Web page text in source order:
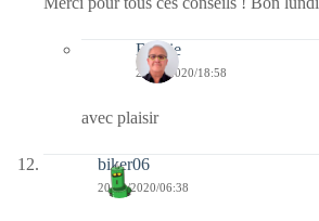
Bernie
20/04/2020/18:58
avec plaisir
biker06
20/04/2020/06:38